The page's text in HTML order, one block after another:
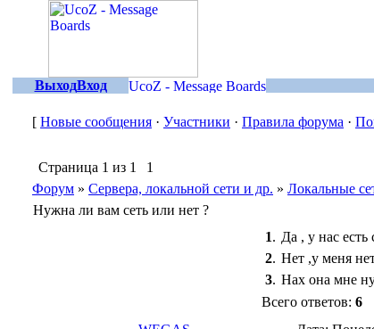
ВыходВход
[ Новые сообщения · Участники · Правила форума ·
Страница 1 из 1
1
Форум » Сервера, локальной сети и др. » Локальные
Нужна ли вам сеть или нет ?
1. Да , у нас
2. Нет ,у меня
3. Нах она мне
Всего ответов: 6